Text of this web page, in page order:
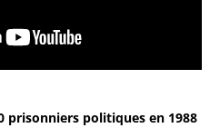
prisonniers politiques en 1988